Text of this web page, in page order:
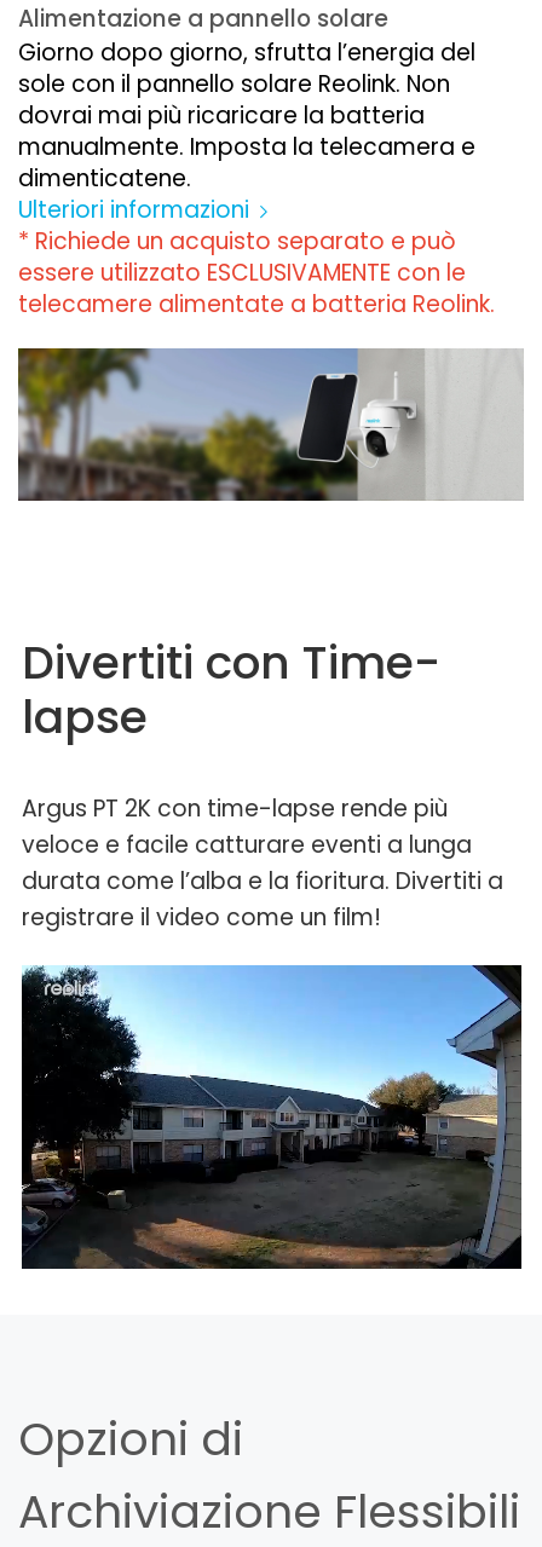
Alimentazione a pannello solare
Giorno dopo giorno, sfrutta l’energia del
sole con il pannello solare Reolink. Non
dovrai mai più ricaricare la batteria
manualmente. Imposta la telecamera e
dimenticatene.
Ulteriori informazioni
* Richiede un acquisto separato e può
essere utilizzato ESCLUSIVAMENTE con le
telecamere alimentate a batteria Reolink.
Divertiti con Time-
lapse
Argus PT 2K con time-lapse rende più
veloce e facile catturare eventi a lunga
durata come l’alba e la fioritura. Divertiti a
registrare il video come un film!
Opzioni di
Archiviazione Flessibili